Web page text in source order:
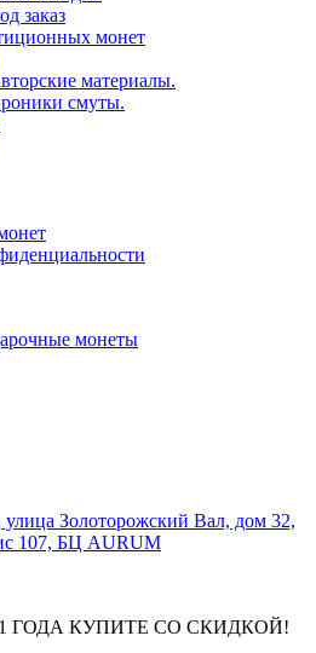
заказ
монет
материалы.
смуты.
улица Золоторожский Вал, дом 32,
107, БЦ AURUM
ГОДА КУПИТЕ СО СКИДКОЙ!